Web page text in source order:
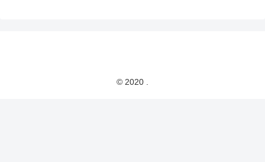
© 2020 .